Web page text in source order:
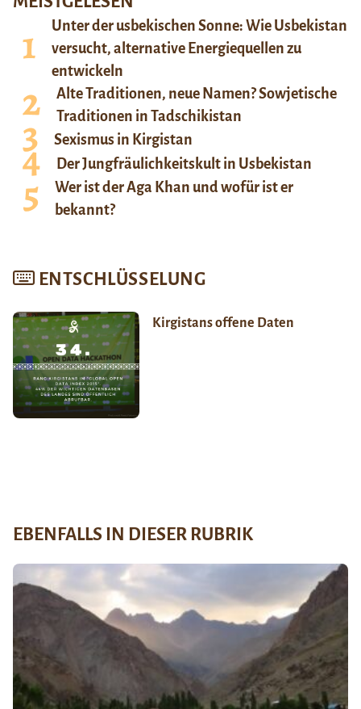
Unter der usbekischen Sonne: Wie Usbekistan
versucht, alternative Energiequellen zu
entwickeln
Alte Traditionen, neue Namen? Sowjetische
Traditionen in Tadschikistan
Sexismus in Kirgistan
Der Jungfräulichkeitskult in Usbekistan
Wer ist der Aga Khan und wofür ist er
bekannt?
ENTSCHLÜSSELUNG
Kirgistans offene Daten
EBENFALLS IN DIESER RUBRIK